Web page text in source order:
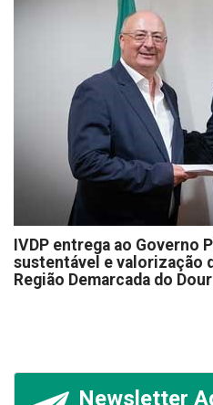
IVDP entrega ao Governo
sustentável e valorização
Região Demarcada do
Newsletter